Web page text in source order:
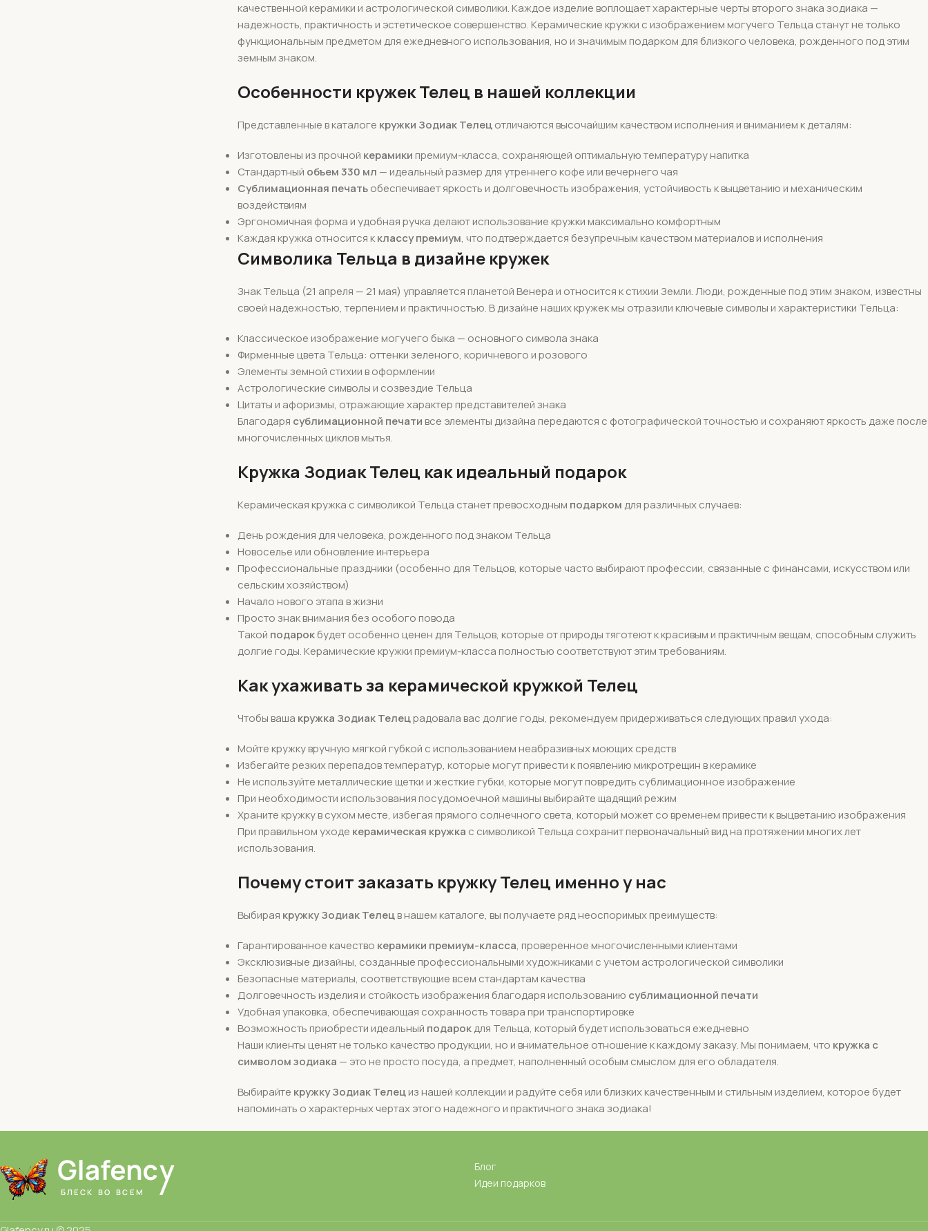
качественной керамики и астрологической символики. Каждое изделие воплощает характерные черты второго знака зодиака —
надежность, практичность и эстетическое совершенство. Керамические кружки с изображением могучего Тельца станут не только
функциональным предметом для ежедневного использования, но и значимым подарком для близкого человека, рожденного под этим
земным знаком.
Особенности кружек Телец в нашей коллекции
Представленные в каталоге кружки Зодиак Телецотличаются высочайшим качеством исполнения и вниманием к деталям:
Изготовлены из прочной керамики премиум-класса, сохраняющей оптимальную температуру напитка
Стандартный объем 330 мл — идеальный размер для утреннего кофе или вечернего чая
Сублимационная печатьобеспечивает яркость и долговечность изображения, устойчивость к выцветанию и механическим
воздействиям
Эргономичная форма и удобная ручка делают использование кружки максимально комфортным
Каждая кружка относится кклассу премиум, что подтверждается безупречным качеством материалов и исполнения
Символика Тельца в дизайне кружек
Знак Тельца (21 апреля — 21 мая) управляется планетой Венера и относится к стихии Земли. Люди, рожденные под этим знаком, известны
своей надежностью, терпением и практичностью. В дизайне наших кружек мы отразили ключевые символы и характеристики Тельца:
Классическое изображение могучего быка — основного символа знака
Фирменные цвета Тельца: оттенки зеленого, коричневого и розового
Элементы земной стихии в оформлении
Астрологические символы и созвездие Тельца
Цитаты и афоризмы, отражающие характер представителей знака
Благодаря сублимационной печати все элементы дизайна передаются с фотографической точностью и сохраняют яркость даже после
многочисленных циклов мытья.
Кружка Зодиак Телец как идеальный подарок
Керамическая кружка с символикой Тельца станет превосходным подарком для различных случаев:
День рождения для человека, рожденного под знаком Тельца
Новоселье или обновление интерьера
Профессиональные праздники (особенно для Тельцов, которые часто выбирают профессии, связанные с финансами, искусством или
сельским хозяйством)
Начало нового этапа в жизни
Просто знак внимания без особого повода
Такой подарокбудет особенно ценен для Тельцов, которые от природы тяготеют к красивым и практичным вещам, способным служить
долгие годы. Керамические кружки премиум-класса полностью соответствуют этим требованиям.
Как ухаживать за керамической кружкой Телец
Чтобы ваша кружка Зодиак Телецрадовала вас долгие годы, рекомендуем придерживаться следующих правил ухода:
Мойте кружку вручную мягкой губкой с использованием неабразивных моющих средств
Избегайте резких перепадов температур, которые могут привести к появлению микротрещин в керамике
Не используйте металлические щетки и жесткие губки, которые могут повредить сублимационное изображение
При необходимости использования посудомоечной машины выбирайте щадящий режим
Храните кружку в сухом месте, избегая прямого солнечного света, который может со временем привести к выцветанию изображения
При правильном уходе керамическая кружка с символикой Тельца сохранит первоначальный вид на протяжении многих лет
использования.
Почему стоит заказать кружку Телец именно у нас
Выбирая кружку Зодиак Телецв нашем каталоге, вы получаете ряд неоспоримых преимуществ:
Гарантированное качество керамики премиум-класса, проверенное многочисленными клиентами
Эксклюзивные дизайны, созданные профессиональными художниками с учетом астрологической символики
Безопасные материалы, соответствующие всем стандартам качества
Долговечность изделия и стойкость изображения благодаря использованию сублимационной печати
Удобная упаковка, обеспечивающая сохранность товара при транспортировке
Возможность приобрести идеальный подарокдля Тельца, который будет использоваться ежедневно
Наши клиенты ценят не только качество продукции, но и внимательное отношение к каждому заказу. Мы понимаем, что кружка с
символом зодиака — это не просто посуда, а предмет, наполненный особым смыслом для его обладателя.
Выбирайте кружку Зодиак Телециз нашей коллекции и радуйте себя или близких качественным и стильным изделием, которое будет
напоминать о характерных чертах этого надежного и практичного знака зодиака!
Блог
Идеи подарков